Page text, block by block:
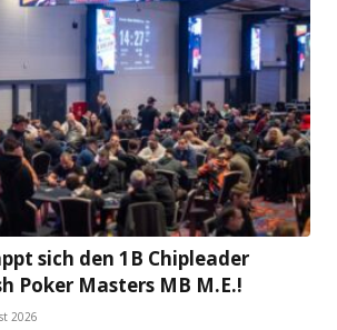
sich den 1B Chipleader
Poker Masters MB M.E.!
2026